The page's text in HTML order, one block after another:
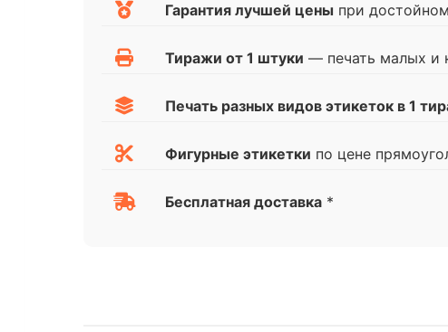
Гарантия лучшей цены при
Тиражи от 1 штуки — печать малых и
Печать разных видов этикеток в 1
Фигурные этикетки по цене
Бесплатная доставка *